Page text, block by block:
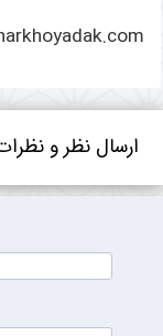
ارسال نظر و